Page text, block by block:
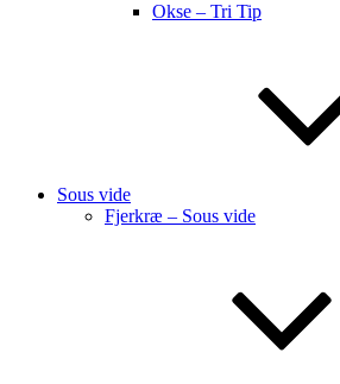
Okse – Tri Tip
Sous vide
Fjerkræ – Sous vide